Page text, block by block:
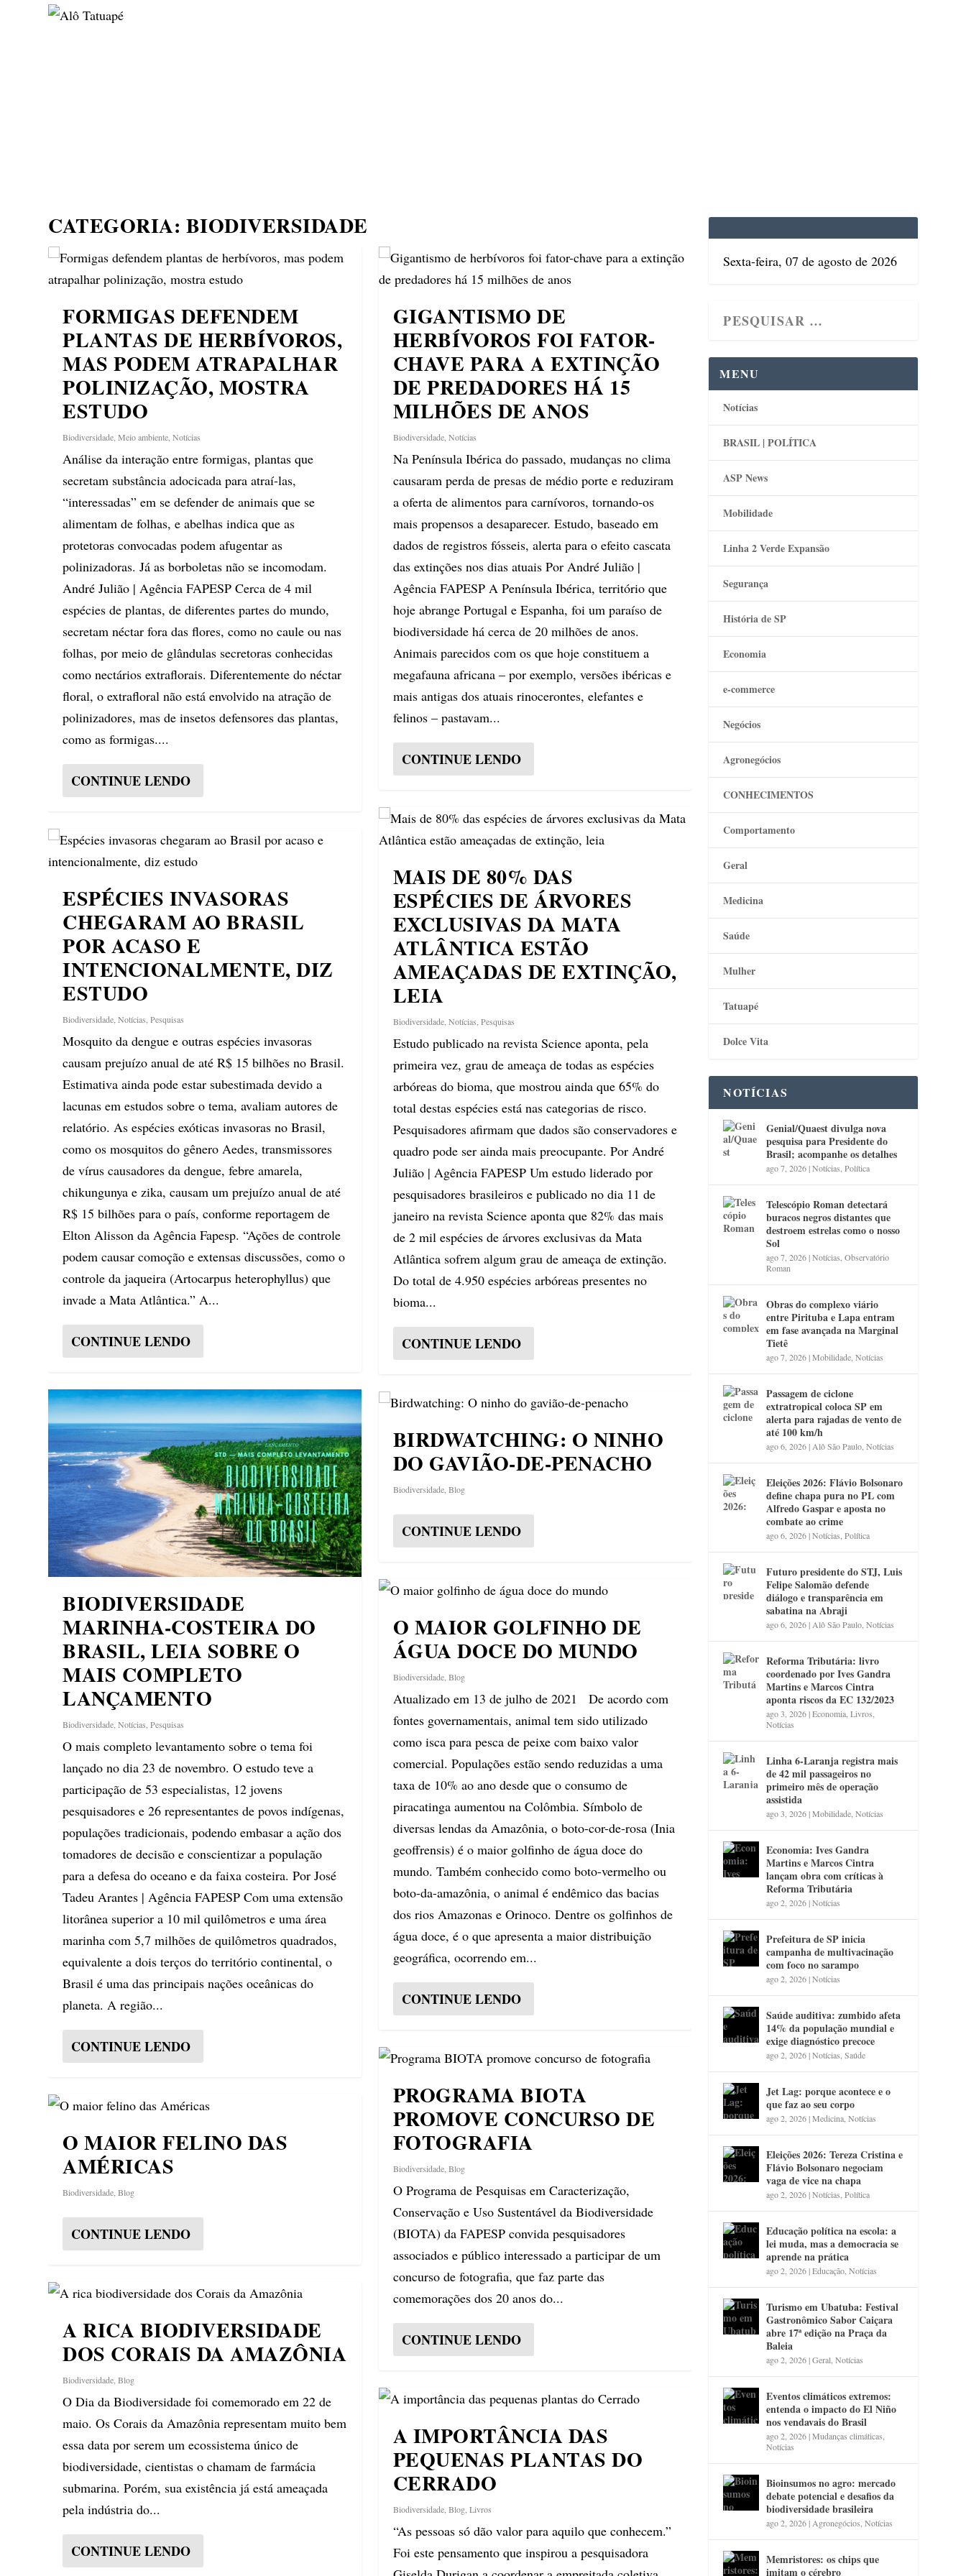
CATEGORIA: BIODIVERSIDADE
FORMIGAS DEFENDEM
PLANTAS DE HERBÍVOROS,
MAS PODEM ATRAPALHAR
POLINIZAÇÃO, MOSTRA
ESTUDO
Biodiversidade ,Meio ambiente ,Notícias
Análise da interação entre formigas, plantas que
secretam substância adocicada para atraí-las,
“interessadas” em se defender de animais que se
alimentam de folhas, e abelhas indica que as
protetoras convocadas podem afugentar as
polinizadoras. Já as borboletas não se incomodam.
André Julião | Agência FAPESP Cerca de 4 mil
espécies de plantas, de diferentes partes do mundo,
secretam néctar fora das flores, como no caule ou nas
folhas, por meio de glândulas secretoras conhecidas
como nectários extraflorais. Diferentemente do néctar
floral, o extrafloral não está envolvido na atração de
polinizadores, mas de insetos defensores das plantas,
como as formigas....
CONTINUE LENDO
ESPÉCIES INVASORAS
CHEGARAM AO BRASIL
POR ACASO E
INTENCIONALMENTE, DIZ
ESTUDO
Biodiversidade ,Notícias ,Pesquisas
Mosquito da dengue e outras espécies invasoras
causam prejuízo anual de até R$ 15 bilhões no Brasil.
Estimativa ainda pode estar subestimada devido a
lacunas em estudos sobre o tema, avaliam autores de
relatório. As espécies exóticas invasoras no Brasil,
como os mosquitos do gênero Aedes, transmissores
de vírus causadores da dengue, febre amarela,
chikungunya e zika, causam um prejuízo anual de até
R$ 15 bilhões para o país, conforme reportagem de
Elton Alisson da Agência Fapesp. “Ações de controle
podem causar comoção e extensas discussões, como o
controle da jaqueira (Artocarpus heterophyllus) que
invade a Mata Atlântica.” A...
CONTINUE LENDO
BIODIVERSIDADE
MARINHA-COSTEIRA DO
BRASIL, LEIA SOBRE O
MAIS COMPLETO
LANÇAMENTO
Biodiversidade ,Notícias ,Pesquisas
O mais completo levantamento sobre o tema foi
lançado no dia 23 de novembro. O estudo teve a
participação de 53 especialistas, 12 jovens
pesquisadores e 26 representantes de povos indígenas,
populações tradicionais, podendo embasar a ação dos
tomadores de decisão e conscientizar a população
para a defesa do oceano e da faixa costeira. Por José
Tadeu Arantes | Agência FAPESP Com uma extensão
litorânea superior a 10 mil quilômetros e uma área
marinha com 5,7 milhões de quilômetros quadrados,
equivalente a dois terços do território continental, o
Brasil é uma das principais nações oceânicas do
planeta. A região...
CONTINUE LENDO
O MAIOR FELINO DAS
AMÉRICAS
Biodiversidade ,Blog
CONTINUE LENDO
A RICA BIODIVERSIDADE
DOS CORAIS DA AMAZÔNIA
Biodiversidade ,Blog
O Dia da Biodiversidade foi comemorado em 22 de
maio. Os Corais da Amazônia representam muito bem
essa data por serem um ecossistema único de
biodiversidade, cientistas o chamam de farmácia
submarina. Porém, sua existência já está ameaçada
pela indústria do...
CONTINUE LENDO
GIGANTISMO DE
HERBÍVOROS FOI FATOR-
CHAVE PARA A EXTINÇÃO
DE PREDADORES HÁ 15
MILHÕES DE ANOS
Biodiversidade, Notícias
Na Península Ibérica do passado, mudanças no clima
causaram perda de presas de médio porte e reduziram
a oferta de alimentos para carnívoros, tornando-os
mais propensos a desaparecer. Estudo, baseado em
dados de registros fósseis, alerta para o efeito cascata
das extinções nos dias atuais Por André Julião |
Agência FAPESP A Península Ibérica, território que
hoje abrange Portugal e Espanha, foi um paraíso de
biodiversidade há cerca de 20 milhões de anos.
Animais parecidos com os que hoje constituem a
megafauna africana – por exemplo, versões ibéricas e
mais antigas dos atuais rinocerontes, elefantes e
felinos – pastavam...
CONTINUE LENDO
MAIS DE 80% DAS
ESPÉCIES DE ÁRVORES
EXCLUSIVAS DA MATA
ATLÂNTICA ESTÃO
AMEAÇADAS DE EXTINÇÃO,
LEIA
Biodiversidade, Notícias Pesquisas
Estudo publicado na revista Science aponta, pela
primeira vez, grau de ameaça de todas as espécies
arbóreas do bioma, que mostrou ainda que 65% do
total destas espécies está nas categorias de risco.
Pesquisadores afirmam que dados são conservadores e
quadro pode ser ainda mais preocupante. Por André
Julião | Agência FAPESP Um estudo liderado por
pesquisadores brasileiros e publicado no dia 11 de
janeiro na revista Science aponta que 82% das mais
de 2 mil espécies de árvores exclusivas da Mata
Atlântica sofrem algum grau de ameaça de extinção.
Do total de 4.950 espécies arbóreas presentes no
bioma...
CONTINUE LENDO
BIRDWATCHING: O NINHO
DO GAVIÃO-DE-PENACHO
Biodiversidade, Blog
CONTINUE LENDO
O MAIOR GOLFINHO DE
ÁGUA DOCE DO MUNDO
Biodiversidade, Blog
Atualizado em 13 de julho de 2021 De acordo com
fontes governamentais, animal tem sido utilizado
como isca para pesca de peixe com baixo valor
comercial. Populações estão sendo reduzidas a uma
taxa de 10% ao ano desde que o consumo de
piracatinga aumentou na Colômbia. Símbolo de
diversas lendas da Amazônia, o boto-cor-de-rosa (Inia
geoffrensis) é o maior golfinho de água doce do
mundo. Também conhecido como boto-vermelho ou
boto-da-amazônia, o animal é endêmico das bacias
dos rios Amazonas e Orinoco. Dentre os golfinhos de
água doce, é o que apresenta a maior distribuição
geográfica, ocorrendo em...
CONTINUE LENDO
PROGRAMA BIOTA
PROMOVE CONCURSO DE
FOTOGRAFIA
Biodiversidade, Blog
O Programa de Pesquisas em Caracterização,
Conservação e Uso Sustentável da Biodiversidade
(BIOTA) da FAPESP convida pesquisadores
associados e público interessado a participar de um
concurso de fotografia, que faz parte das
comemorações dos 20 anos do...
CONTINUE LENDO
A IMPORTÂNCIA DAS
PEQUENAS PLANTAS DO
CERRADO
Biodiversidade, Blog, Livros
“As pessoas só dão valor para aquilo que conhecem.”
Foi este pensamento que inspirou a pesquisadora
Sexta-feira, 07 de agosto de 2026
MENU
Notícias
BRASIL | POLÍTICA
ASP News
Mobilidade
Linha 2 Verde Expansão
Segurança
História de SP
Economia
e-commerce
Negócios
Agronegócios
CONHECIMENTOS
Comportamento
Geral
Medicina
Saúde
Mulher
Tatuapé
Dolce Vita
NOTÍCIAS
Genial/Quaest divulga nova
pesquisa para Presidente do
Brasil; acompanhe os detalhes
ago 7, 2026|Notícias ,Política
Telescópio Roman detectará
buracos negros distantes que
destroem estrelas como o nosso
Sol
ago 7, 2026|Notícias ,Observatório
Roman
Obras do complexo viário
entre Pirituba e Lapa entram
em fase avançada na Marginal
Tietê
ago 7, 2026|Mobilidade ,Notícias
Passagem de ciclone
extratropical coloca SP em
alerta para rajadas de vento de
até 100 km/h
ago 6, 2026| Alô São Paulo ,Notícias
Eleições 2026: Flávio Bolsonaro
define chapa pura no PL com
Alfredo Gaspar e aposta no
combate ao crime
ago 6, 2026|Notícias ,Política
Futuro presidente do STJ, Luis
Felipe Salomão defende
diálogo e transparência em
sabatina na Abraji
ago 6, 2026| Alô São Paulo ,Notícias
Reforma Tributária: livro
coordenado por Ives Gandra
Martins e Marcos Cintra
aponta riscos da EC 132/2023
ago 3, 2026|Economia ,Livros
Notícias
Linha 6-Laranja registra mais
de 42 mil passageiros no
primeiro mês de operação
assistida
ago 3, 2026|Mobilidade ,Notícias
Economia: Ives Gandra
Martins e Marcos Cintra
lançam obra com críticas à
Reforma Tributária
ago 2, 2026|Notícias
Prefeitura de SP inicia
campanha de multivacinação
com foco no sarampo
ago 2, 2026|Notícias
Saúde auditiva: zumbido afeta
14% da população mundial e
exige diagnóstico precoce
ago 2, 2026|Notícias ,Saúde
Jet Lag: porque acontece e o
que faz ao seu corpo
ago 2, 2026|Medicina ,Notícias
Eleições 2026: Tereza Cristina e
Flávio Bolsonaro negociam
vaga de vice na chapa
ago 2, 2026|Notícias ,Política
Educação política na escola: a
lei muda, mas a democracia se
aprende na prática
ago 2, 2026|Educação ,Notícias
Turismo em Ubatuba: Festival
Gastronômico Sabor Caiçara
abre 17ª edição na Praça da
Baleia
ago 2, 2026|Geral ,Notícias
Eventos climáticos extremos:
entenda o impacto do El Niño
nos vendavais do Brasil
ago 2, 2026|Mudanças climáticas
Notícias
Bioinsumos no agro: mercado
debate potencial e desafios da
biodiversidade brasileira
ago 2, 2026| Agronegócios ,Notícias
Memristores: os chips que
imitam o cérebro